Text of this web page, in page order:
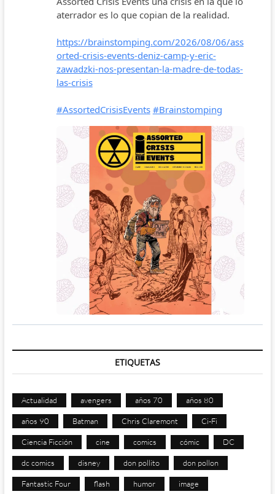
ETIQUETAS
Actualidad avengers años 70 años 80
años 90 Batman Chris Claremont Ci-Fi
Ciencia Ficción cine comics cómic DC
dc comics disney don pollito don pollon
Fantastic Four flash humor image